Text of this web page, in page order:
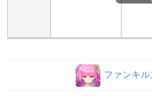
ファンキ